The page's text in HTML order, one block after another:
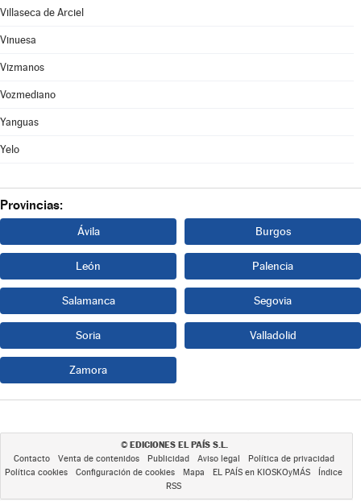
Villaseca de Arciel
Vinuesa
Vizmanos
Vozmediano
Yanguas
Yelo
Provincias:
Ávila Burgos
León Palencia
Salamanca Segovia
Soria Valladolid
Zamora
© EDICIONES EL PAÍS S.L.
Contacto Venta de contenidos Publicidad Aviso legal
Política de privacidad
Política cookies
Configuración de cookies Mapa EL PAÍS en KIOSKOyMÁS
Índice
RSS